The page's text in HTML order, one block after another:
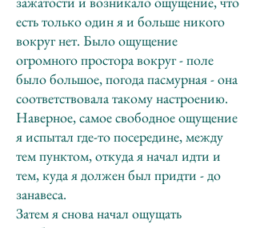
есть только один я и больше никого
вокруг нет. Было ощущение
огромного простора вокруг - поле
было большое, погода пасмурная - она
соответствовала такому настроению.
Наверное, самое свободное ощущение
я испытал где-то посередине, между
тем пунктом, откуда я начал идти и
тем, куда я должен был придти - до
занавеса.
Затем я снова начал ощущать